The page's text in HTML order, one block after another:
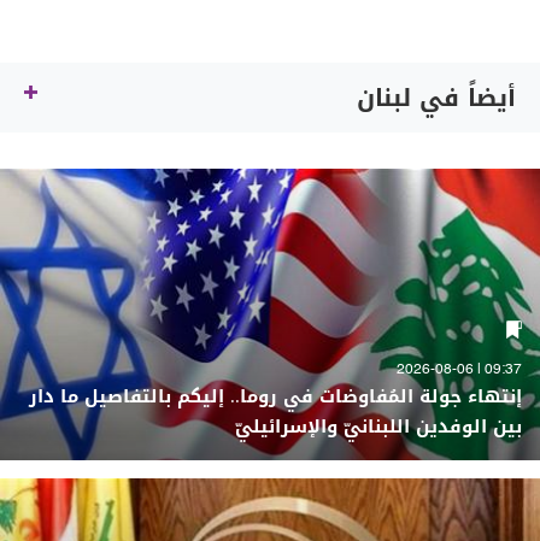
أيضاً في لبنان
09:37 | 2026-08-06
إنتهاء جولة المُفاوضات في روما.. إليكم بالتفاصيل ما دار
بين الوفدين اللبنانيّ والإسرائيليّ